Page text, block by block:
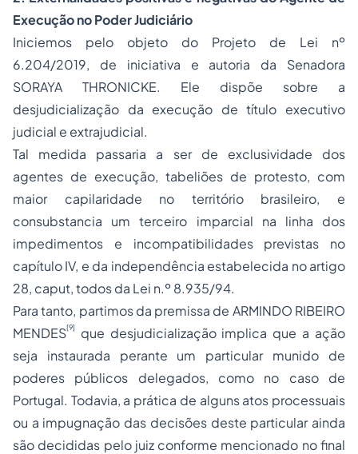
Execução no Poder Judiciário
Iniciemos pelo objeto do Projeto de Lei nº
6.204/2019, de iniciativa e autoria da Senadora
SORAYA THRONICKE. Ele dispõe sobre a
desjudicialização da execução de título executivo
judicial e extrajudicial.
Tal medida passaria a ser de exclusividade dos
agentes de execução, tabeliões de protesto, com
maior capilaridade no território brasileiro, e
consubstancia um terceiro imparcial na linha dos
impedimentos e incompatibilidades previstas no
capítulo IV, e da independência estabelecida no artigo
28, caput, todos da Lei n.º 8.935/94.
Para tanto, partimos da premissa de ARMINDO RIBEIRO
MENDES[9]
que desjudicialização implica que a ação
seja instaurada perante um particular munido de
poderes públicos delegados, como no caso de
Portugal. Todavia, a prática de alguns atos processuais
ou a impugnação das decisões deste particular ainda
são decididas pelo juiz conforme mencionado no final